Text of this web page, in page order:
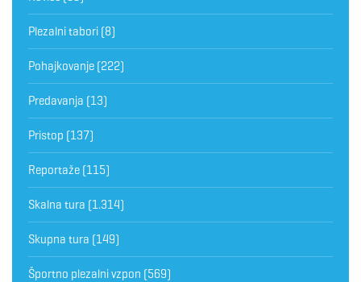
Plezalni tabori (8)
Pohajkovanje (222)
Predavanja (13)
Pristop (137)
Reportaže (115)
Skalna tura (1.314)
Skupna tura (149)
Športno plezalni vzpon (569)